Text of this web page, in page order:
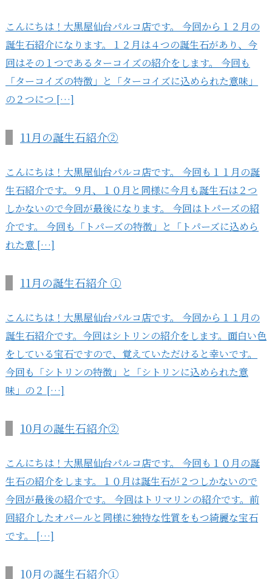
こんにちは！大黒屋仙台パルコ店です。 今回から１２月の
誕生石紹介になります。１２月は４つの誕生石があり、今
回はその１つであるターコイズの紹介をします。 今回も
「ターコイズの特徴」と「ターコイズに込められた意味」
の２つにつ […]
11月の誕生石紹介②
こんにちは！大黒屋仙台パルコ店です。 今回も１１月の誕
生石紹介です。９月、１０月と同様に今月も誕生石は２つ
しかないので今回が最後になります。 今回はトパーズの紹
介です。 今回も「トパーズの特徴」と「トパーズに込めら
れた意 […]
11月の誕生石紹介 ①
こんにちは！大黒屋仙台パルコ店です。 今回から１１月の
誕生石紹介です。今回はシトリンの紹介をします。面白い色
をしている宝石ですので、覚えていただけると幸いです。
今回も「シトリンの特徴」と「シトリンに込められた意
味」の２ […]
10月の誕生石紹介②
こんにちは！大黒屋仙台パルコ店です。 今回も１０月の誕
生石の紹介をします。１０月は誕生石が２つしかないので
今回が最後の紹介です。 今回はトリマリンの紹介です。前
回紹介したオパールと同様に独特な性質をもつ綺麗な宝石
です。 […]
10月の誕生石紹介①